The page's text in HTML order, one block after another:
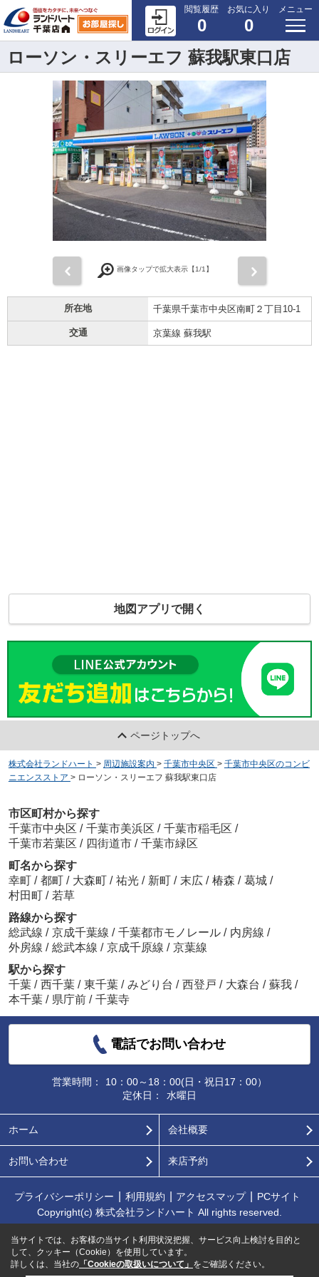
閲覧履歴
0
お気に入り
0
メニュー
ローソン・スリーエフ 蘇我駅東口店
画像タップで拡大表示【1/1】
所在地 千葉県千葉市中央区南町２丁目10-1
交通 京葉線 蘇我駅
地図アプリで開く
ページトップへ
株式会社ランドハート > 周辺施設案内 > 千葉市中央区 > 千葉市中央区のコンビ
ニエンスストア > ローソン・スリーエフ 蘇我駅東口店
市区町村から探す
千葉市中央区 / 千葉市美浜区 / 千葉市稲毛区 /
千葉市若葉区 / 四街道市 / 千葉市緑区
町名から探す
幸町 / 都町 / 大森町 / 祐光 / 新町 / 末広 / 椿森 / 葛城 /
村田町 / 若草
路線から探す
総武線 / 京成千葉線 / 千葉都市モノレール / 内房線 /
外房線 / 総武本線 / 京成千原線 / 京葉線
駅から探す
千葉 / 西千葉 / 東千葉 / みどり台 / 西登戸 / 大森台 / 蘇我 /
本千葉 / 県庁前 / 千葉寺
電話でお問い合わせ
営業時間：
10：00～18：00(日・祝日17：00）
定休日：
水曜日
ホーム 会社概要
お問い合わせ 来店予約
プライバシーポリシー 利用規約 アクセスマップ
PCサイト
Copyright(c) 株式会社ランドハート All rights reserved.
当サイトでは、お客様の当サイト利用状況把握、サービス向上検討を目的と
して、クッキー（Cookie）を使用しています。
詳しくは、当社の 「Cookieの取扱いについて」 をご確認ください。